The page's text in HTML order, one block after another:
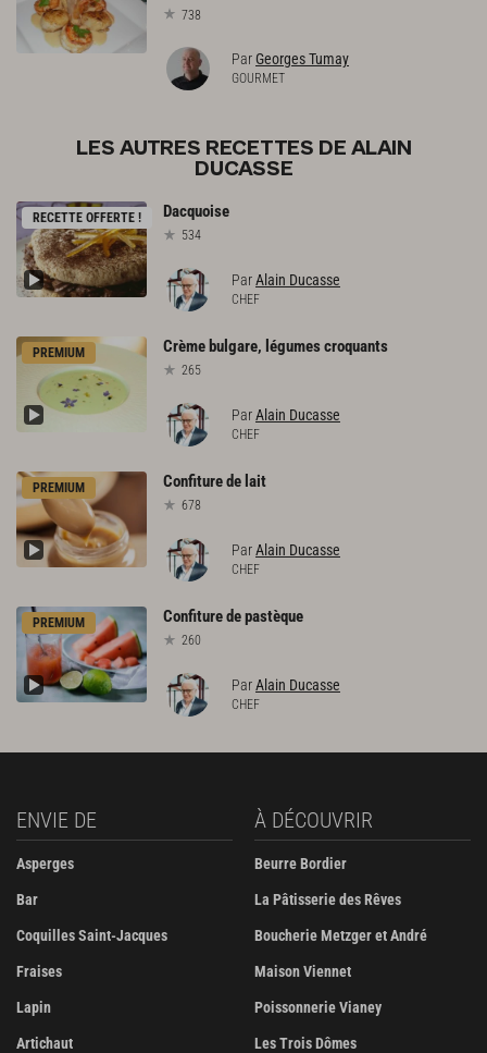
738
ParGeorges Tumay
GOURMET
LES AUTRES RECETTES DE ALAIN
DUCASSE
RECETTE OFFERTE ! Dacquoise
534
ParAlain Ducasse
CHEF
PREMIUM Crème bulgare, légumescroquants
265
ParAlain Ducasse
CHEF
PREMIUM Confiturede lait
678
ParAlain Ducasse
CHEF
PREMIUM Confituredepastèque
260
ParAlain Ducasse
CHEF
ENVIE DE
Asperges
Bar
Coquilles Saint-Jacques
Fraises
Lapin
Artichaut
À DÉCOUVRIR
Beurre Bordier
La Pâtisserie des Rêves
Boucherie Metzger et André
Maison Viennet
Poissonnerie Vianey
Les Trois Dômes